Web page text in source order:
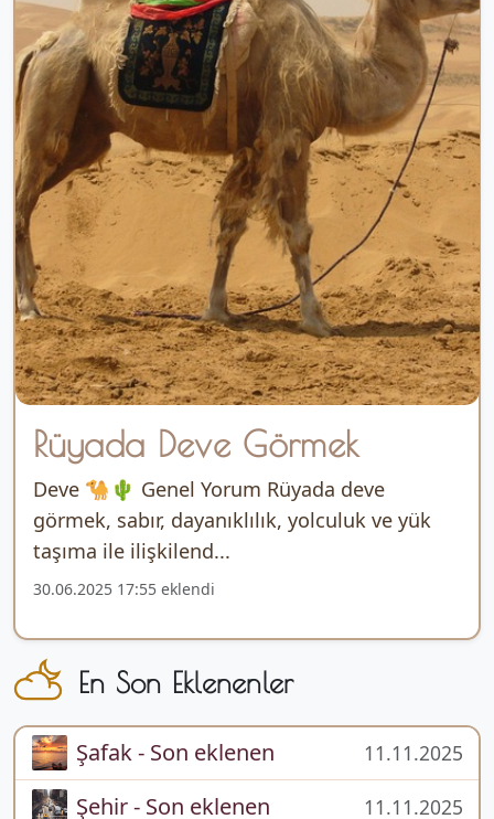
Rüyada Deve Görmek
Deve 🐪🌵 Genel Yorum Rüyada deve
görmek, sabır, dayanıklılık, yolculuk ve yük
taşıma ile ilişkilend...
30.06.2025 17:55 eklendi
En Son Eklenenler
Şafak - Son eklenen 11.11.2025
Şehir - Son eklenen 11.11.2025